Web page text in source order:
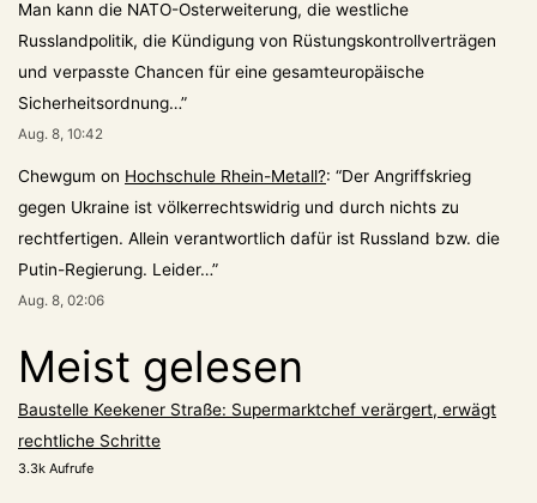
Man kann die NATO-Osterweiterung, die westliche
Russlandpolitik, die Kündigung von Rüstungskontrollverträgen
und verpasste Chancen für eine gesamteuropäische
Sicherheitsordnung…”
Aug. 8, 10:42
Chewgum on Hochschule Rhein-Metall?: “Der Angriffskrieg
gegen Ukraine ist völkerrechtswidrig und durch nichts zu
rechtfertigen. Allein verantwortlich dafür ist Russland bzw. die
Putin-Regierung. Leider…”
Aug. 8, 02:06
Meist gelesen
Baustelle Keekener Straße: Supermarktchef verärgert, erwägt
rechtliche Schritte
3.3k Aufrufe